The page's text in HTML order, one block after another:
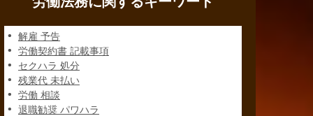
解雇 予告
労働契約書 記載事項
セクハラ 処分
残業代 未払い
労働 相談
退職勧奨 パワハラ